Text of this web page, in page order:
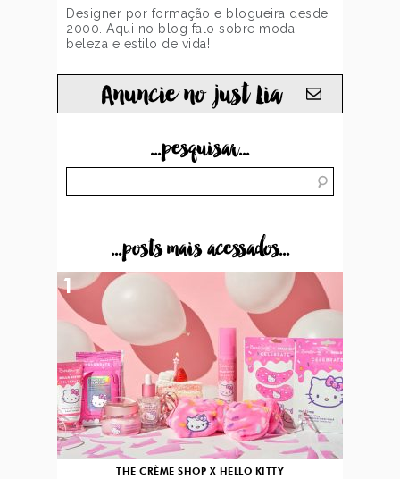
Designer por formação e blogueira desde
2000. Aqui no blog falo sobre moda,
beleza e estilo de vida!
Anuncie no just Lia
...pesquisar...
...posts mais acessados...
THE CRÈME SHOP X HELLO KITTY
1